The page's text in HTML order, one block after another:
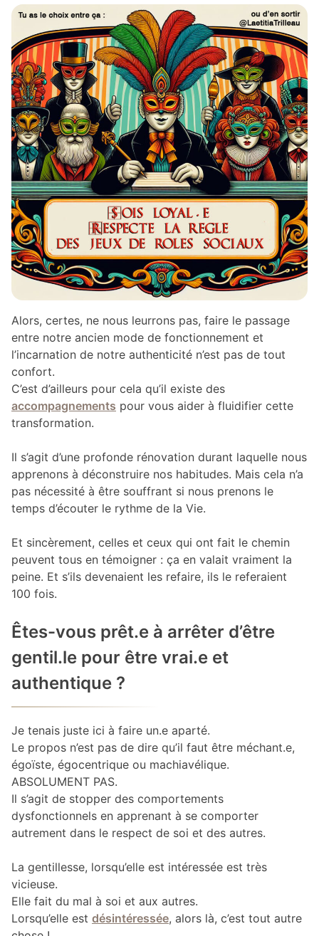
Alors, certes, ne nous leurrons pas, faire le passage
entre notre ancien mode de fonctionnement et
l’incarnation de notre authenticité n’est pas de tout
confort.
C’est d’ailleurs pour cela qu’il existe des
accompagnements pour vous aider à fluidifier cette
transformation.
Il s’agit d’une profonde rénovation durant laquelle nous
apprenons à déconstruire nos habitudes. Mais cela n’a
pas nécessité à être souffrant si nous prenons le
temps d’écouter le rythme de la Vie.
Et sincèrement, celles et ceux qui ont fait le chemin
peuvent tous en témoigner : ça en valait vraiment la
peine. Et s’ils devenaient les refaire, ils le referaient
100 fois.
Êtes-vous prêt.e à arrêter d’être
gentil.le pour être vrai.e et
authentique ?
Je tenais juste ici à faire un.e aparté.
Le propos n’est pas de dire qu’il faut être méchant.e,
égoïste, égocentrique ou machiavélique.
ABSOLUMENT PAS.
Il s’agit de stopper des comportements
dysfonctionnels en apprenant à se comporter
autrement dans le respect de soi et des autres.
La gentillesse, lorsqu’elle est intéressée est très
vicieuse.
Elle fait du mal à soi et aux autres.
Lorsqu’elle est désintéressée, alors là, c’est tout autre